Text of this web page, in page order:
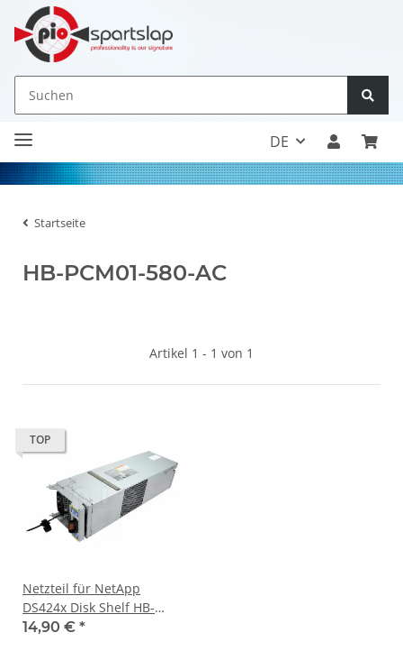
DE
Startseite
HB-PCM01-580-AC
Artikel 1 - 1 von 1
TOP
Netzteil für NetApp
DS424x Disk Shelf HB-
PCM01-580-AC 82562-22
14,90 € *